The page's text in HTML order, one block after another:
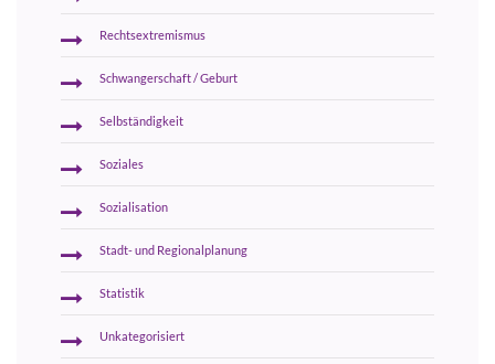
Rechtsextremismus
Schwangerschaft / Geburt
Selbständigkeit
Soziales
Sozialisation
Stadt- und Regionalplanung
Statistik
Unkategorisiert